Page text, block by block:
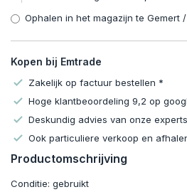
Ophalen in het magazijn te Gemert
Kopen bij Emtrade
Zakelijk op factuur bestellen *
Hoge klantbeoordeling 9,2 op
Deskundig advies van onze experts
Ook particuliere verkoop en
Productomschrijving
Conditie: gebruikt